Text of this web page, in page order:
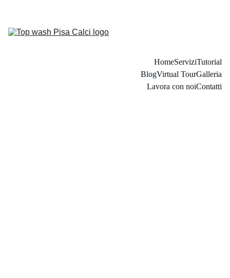
HomeServiziTutorial
BlogVirtual TourGalleria
Lavora con noiContatti